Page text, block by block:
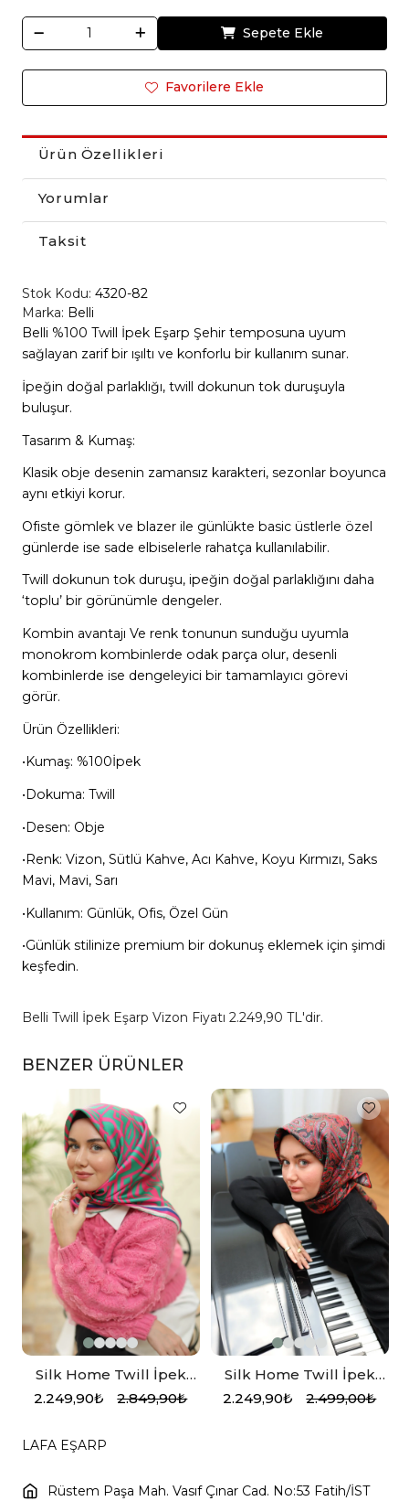
Sepete Ekle
Favorilere Ekle
Ürün Özellikleri
Yorumlar
Taksit
Stok Kodu: 4320-82
Marka: Belli
Belli %100 Twill İpek Eşarp Şehir temposuna uyum
sağlayan zarif bir ışıltı ve konforlu bir kullanım sunar.
İpeğin doğal parlaklığı, twill dokunun tok duruşuyla
buluşur.
Tasarım & Kumaş:
Klasik obje desenin zamansız karakteri, sezonlar boyunca
aynı etkiyi korur.
Ofiste gömlek ve blazer ile günlükte basic üstlerle özel
günlerde ise sade elbiselerle rahatça kullanılabilir.
Twill dokunun tok duruşu, ipeğin doğal parlaklığını daha
‘toplu’ bir görünümle dengeler.
Kombin avantajı Ve renk tonunun sunduğu uyumla
monokrom kombinlerde odak parça olur, desenli
kombinlerde ise dengeleyici bir tamamlayıcı görevi
görür.
Ürün Özellikleri:
•Kumaş: %100İpek
•Dokuma: Twill
•Desen: Obje
•Renk: Vizon, Sütlü Kahve, Acı Kahve, Koyu Kırmızı, Saks
Mavi, Mavi, Sarı
•Kullanım: Günlük, Ofis, Özel Gün
•Günlük stilinize premium bir dokunuş eklemek için şimdi
keşfedin.
Belli Twill İpek Eşarp Vizon Fiyatı 2.249,90 TL'dir.
BENZER ÜRÜNLER
Silk Home Twill İpek
Eşarp 11391-03
2.249,90₺ 2.849,90₺
Silk Home Twill İpek
Eşarp 11455-10
2.249,90₺ 2.499,00₺
LAFA EŞARP
Rüstem Paşa Mah. Vasıf Çınar Cad. No:53 Fatih/İST